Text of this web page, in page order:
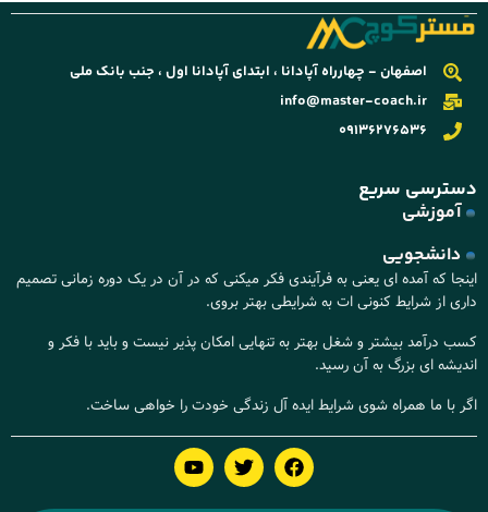
اصفهان - چهارراه آپادانا ، ابتدای آپادانا اول ، جنب بانک ملی
info@master-coach.ir
09136276536
دسترسی سریع
آموزشی
دانشجویی
اینجا که آمده ای یعنی به فرآیندی فکر میکنی که در آن در یک دوره زمانی تصمیم
داری از شرایط کنونی ات به شرایطی بهتر بروی.
کسب درآمد بیشتر و شغل بهتر به تنهایی امکان پذیر نیست و باید با فکر و
اندیشه ای بزرگ به آن رسید.
اگر با ما همراه شوی شرایط ایده آل زندگی خودت را خواهی ساخت.